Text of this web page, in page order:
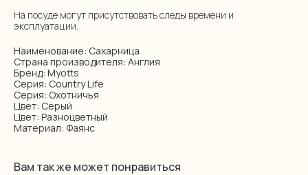
На посуде могут присутствовать следы времени и
эксплуатации.
Наименование: Сахарница
Страна производителя: Англия
Бренд: Myotts
Серия: Country Life
Серия: Охотничья
Цвет: Серый
Цвет: Разноцветный
Материал: Фаянс
Вам так же может понравиться